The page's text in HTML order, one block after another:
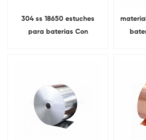
304 ss 18650 estuches
para baterías Con